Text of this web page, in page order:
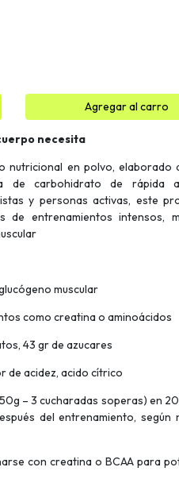
Agregar al carro
necesita
nutricional en polvo, elaborado
de carbohidrato de rápida
y personas activas, este
de entrenamientos intensos,
muscular
como creatina o aminoácidos
43 gr de azucares
de acidez, acido cítrico
– 3 cucharadas soperas) en
del entrenamiento, según
con creatina o BCAA para